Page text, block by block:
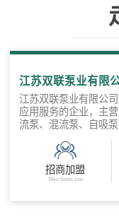
江苏双联泵业有限
江苏双联泵业有限公
应用服务的企业，主
流泵、混流泵、自吸
以品质为基础”，聚
+ 工程选型支持的全
场景流体输送解决方案。 公司产品可定制泵体材质（不
便，工程选型支持，
招商加盟
Merchants join